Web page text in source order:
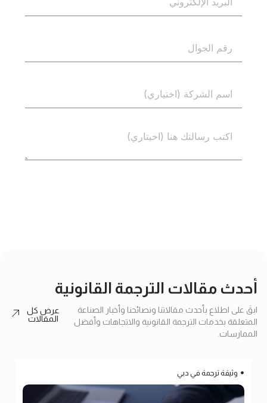
أحدث مقالات الترجمة القانونية
ابقَ على اطلاع بأحدث مقالاتنا ونصائحنا وأخبار الصناعة
المتعلقة بخدمات الترجمة القانونية والاتجاهات وأفضل
الممارسات.
عرض كل
المقالات
وثيقة ترجمة في دبي